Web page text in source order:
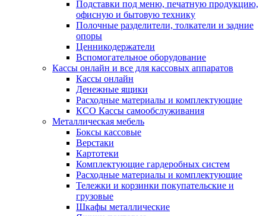
Подставки под меню, печатную продукцию,
офисную и бытовую технику
Полочные разделители, толкатели и задние
опоры
Ценникодержатели
Вспомогательное оборудование
Кассы онлайн и все для кассовых аппаратов
Кассы онлайн
Денежные ящики
Расходные материалы и комплектующие
КСО Кассы самообслуживания
Металлическая мебель
Боксы кассовые
Верстаки
Картотеки
Комплектующие гардеробных систем
Расходные материалы и комплектующие
Тележки и корзинки покупательские и
грузовые
Шкафы металлические